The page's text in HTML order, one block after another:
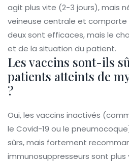
agit plus vite (2-3 jours), mais
veineuse centrale et comporte
deux sont efficaces, mais le
et de la situation du patient.
Les vaccins sont-ils
patients atteints de
?
Oui, les vaccins inactivés
le Covid-19 ou le
sûrs, mais fortement
immunosuppresseurs sont plus